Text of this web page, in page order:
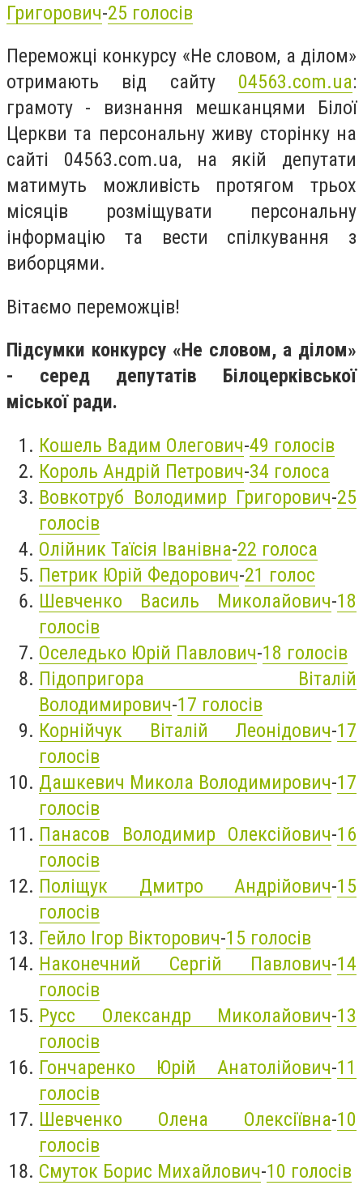
Григорович-25 голосів
Переможці конкурсу «Не словом, а ділом»
отримають від сайту 04563.com.ua:
грамоту - визнання мешканцями Білої
Церкви та персональну живу сторінку на
сайті 04563.com.ua, на якій депутати
матимуть можливість протягом трьох
місяців розміщувати персональну
інформацію та вести спілкування з
виборцями.
Вітаємо переможців!
Підсумки конкурсу «Не словом, а ділом»
- серед депутатів Білоцерківської
міської ради.
Кошель Вадим Олегович-49 голосів
Король Андрій Петрович-34 голоса
Вовкотруб Володимир Григорович-25
голосів
Олійник Таїсія Іванівна-22 голоса
Петрик Юрій Федорович-21 голос
Шевченко Василь Миколайович-18
голосів
Оселедько Юрій Павлович-18 голосів
Підопригора Віталій
Володимирович-17 голосів
Корнійчук Віталій Леонідович-17
голосів
Дашкевич Микола Володимирович-17
голосів
Панасов Володимир Олексійович-16
голосів
Поліщук Дмитро Андрійович-15
голосів
Гейло Ігор Вікторович-15 голосів
Наконечний Сергій Павлович-14
голосів
Русс Олександр Миколайович-13
голосів
Гончаренко Юрій Анатолійович-11
голосів
Шевченко Олена Олексіївна-10
голосів
Смуток Борис Михайлович-10 голосів